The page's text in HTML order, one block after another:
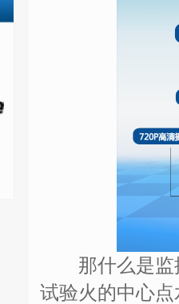
那什么是监控
试验火的中心